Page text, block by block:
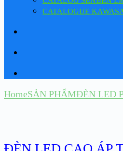
CATALOGUE
HomeSẢN PHẨMĐÈN LED